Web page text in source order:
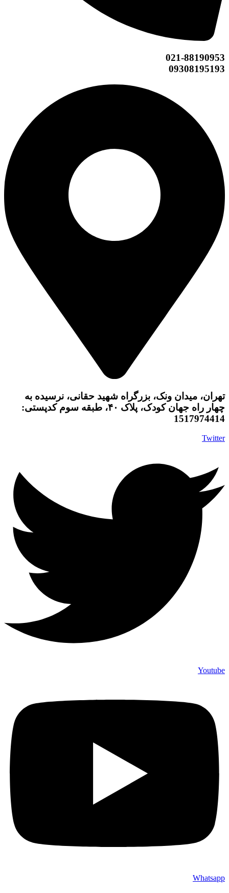
021-88190953
09308195193
تهران، میدان ونک، بزرگراه شهید حقانی، نرسیده به
چهار راه جهان کودک، پلاک ۴۰، طبقه سوم کدپستی:
1517974414
Twitter
Youtube
Whatsapp